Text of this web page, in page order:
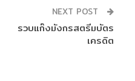
NEXT POST
รวบแก๊งมังกรสตรีมบัตร
เครดิต